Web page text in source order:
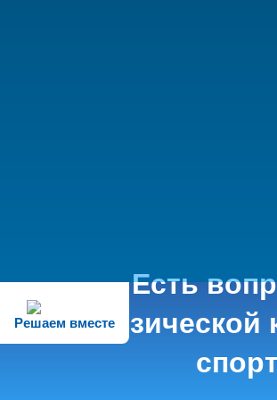
Решаем вместе
Есть
физической